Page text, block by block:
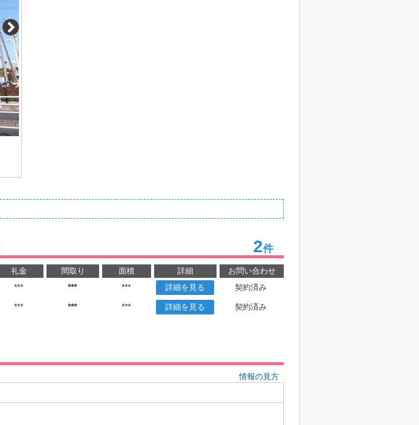
2件
礼金 間取り 面積 詳細
お問い合わせ
*** *** *** 詳細を見る 契約済み
*** *** *** 詳細を見る
契約済み
情報の見方